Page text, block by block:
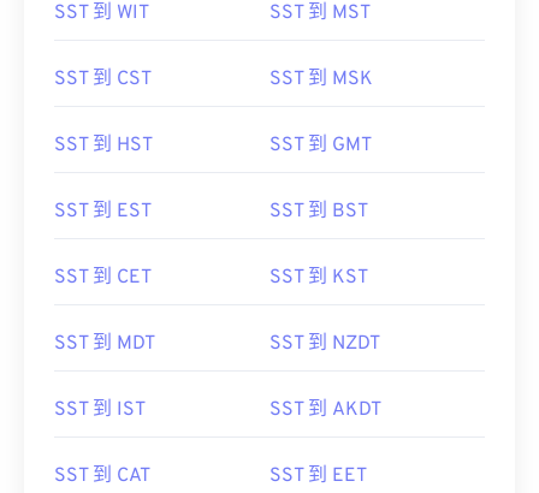
SST 到 WIT SST 到 MST
SST 到 CST SST 到 MSK
SST 到 HST SST 到 GMT
SST 到 EST SST 到 BST
SST 到 CET SST 到 KST
SST 到 MDT SST 到 NZDT
SST 到 IST SST 到 AKDT
SST 到 CAT SST 到 EET